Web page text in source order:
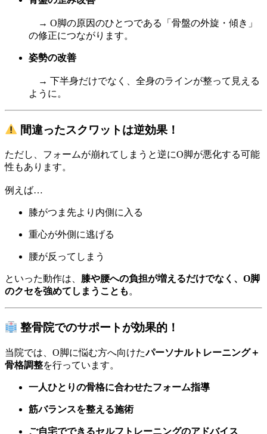
→ O脚の原因のひとつである「骨盤の外旋・傾き」
の修正につながります。
姿勢の改善
→ 下半身だけでなく、全身のラインが整って見える
ように。
間違ったスクワットは逆効果！
ただし、フォームが崩れてしまうと逆にO脚が悪化する可能
性もあります。
例えば…
膝がつま先より内側に入る
重心が外側に逃げる
腰が反ってしまう
といった動作は、 膝や腰への負担が増えるだけでなく、O脚
のクセを強めてしまうことも 。
整骨院でのサポートが効果的！
当院では、O脚に悩む方へ向けたパーソナルトレーニング＋
骨格調整を行っています。
一人ひとりの骨格に合わせたフォーム指導
筋バランスを整える施術
ご自宅でできるセルフトレーニングのアドバイス